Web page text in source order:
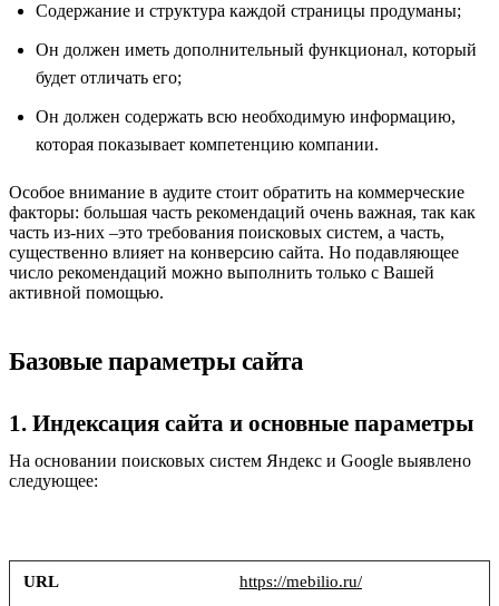
Содержание и структура каждой страницы продуманы;
Он должен иметь дополнительный функционал, который
будет отличать его;
Он должен содержать всю необходимую информацию,
которая показывает компетенцию компании.
Особое внимание в аудите стоит обратить на коммерческие
факторы: большая часть рекомендаций очень важная, так как
часть из-них –это требования поисковых систем, а часть,
существенно влияет на конверсию сайта. Но подавляющее
число рекомендаций можно выполнить только с Вашей
активной помощью.
Базовые параметры сайта
1. Индексация сайта и основные параметры
На основании поисковых систем Яндекс и Google выявлено
следующее:
URL https://mebilio.ru/